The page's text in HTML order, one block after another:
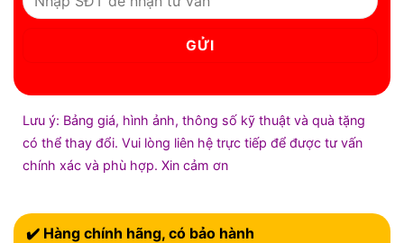
Lưu ý: Bảng giá, hình ảnh, thông số kỹ thuật và quà tặng
có thể thay đổi. Vui lòng liên hệ trực tiếp để được tư vấn
chính xác và phù hợp. Xin cảm ơn
✔️ Hàng chính hãng, có bảo hành